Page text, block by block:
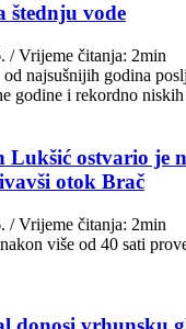
štednju vode
/ Vrijeme čitanja: 2min
najsušnijih godina
godine i rekordno
Lukšić ostvario je
otok Brač
/ Vrijeme čitanja: 2min
više od 40 sati